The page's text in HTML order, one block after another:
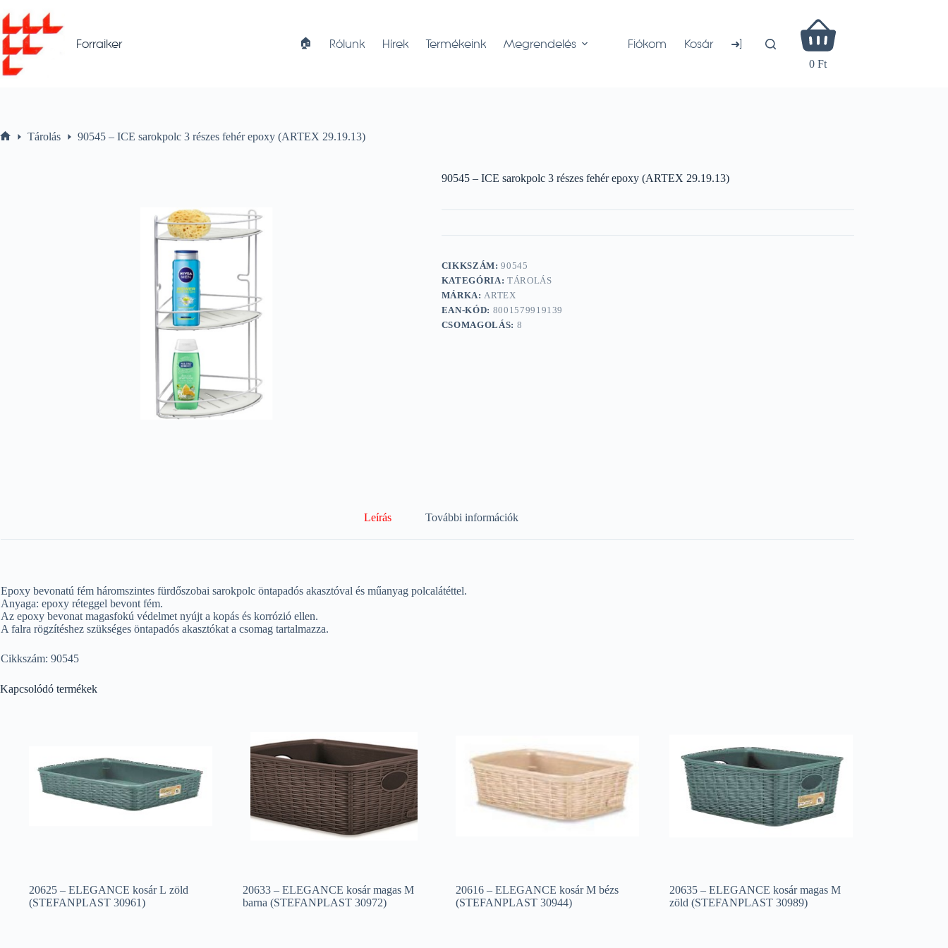
to
content
Forraiker 🏠︎ Rólunk Hírek Termékeink Megrendelés Fiókom Kosár ➜]
Shopping
cart
0 Ft
Tárolás 90545 – ICE sarokpolc 3 részes fehér epoxy (ARTEX 29.19.13)
90545 – ICE sarokpolc 3 részes fehér epoxy (ARTEX 29.19.13)
CIKKSZÁM:90545
KATEGÓRIA: TÁROLÁS
MÁRKA:ARTEX
EAN-KÓD: 8001579919139
CSOMAGOLÁS: 8
Leírás További információk
Epoxy bevonatú fém háromszintes fürdőszobai sarokpolc öntapadós akasztóval és műanyag polcalátéttel.
Anyaga: epoxy réteggel bevont fém.
Az epoxy bevonat magasfokú védelmet nyújt a kopás és korrózió ellen.
A falra rögzítéshez szükséges öntapadós akasztókat a csomag tartalmazza.
Cikkszám: 90545
Kapcsolódó termékek
20625 – ELEGANCE kosár L zöld
(STEFANPLAST 30961)
20633 – ELEGANCE kosár magas M
barna (STEFANPLAST 30972)
20616 – ELEGANCE kosár M bézs
(STEFANPLAST 30944)
20635 – ELEGANCE kosár magas M
zöld (STEFANPLAST 30989)